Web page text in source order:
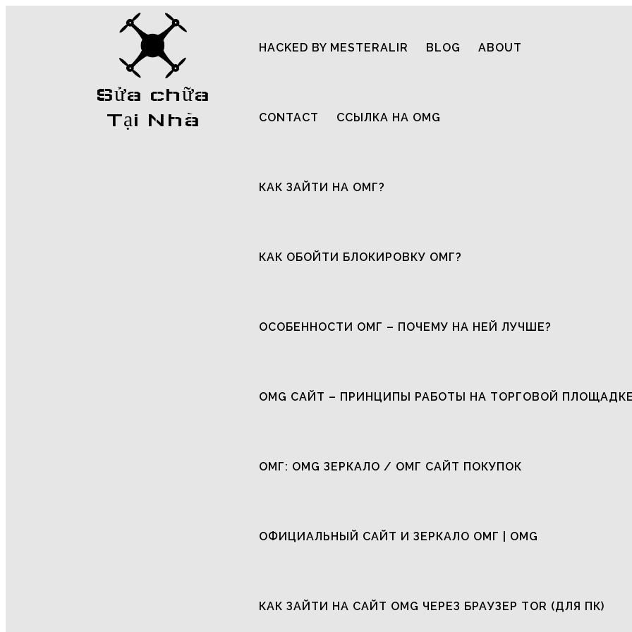
Sửa chữa
Tại Nhà
HACKED BY MESTERALIR BLOG ABOUT
CONTACT ССЫЛКА НА OMG
КАК ЗАЙТИ НА ОМГ?
КАК ОБОЙТИ БЛОКИРОВКУ ОМГ?
ОСОБЕННОСТИ ОМГ – ПОЧЕМУ НА НЕЙ ЛУЧШЕ?
OMG САЙТ – ПРИНЦИПЫ РАБОТЫ НА ТОРГОВОЙ
ОМГ: OMG ЗЕРКАЛО / ОМГ САЙТ ПОКУПОК
ОФИЦИАЛЬНЫЙ САЙТ И ЗЕРКАЛО ОМГ | OMG
КАК ЗАЙТИ НА САЙТ OMG ЧЕРЕЗ БРАУЗЕР TOR (ДЛЯ ПК)